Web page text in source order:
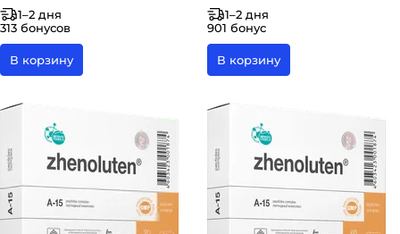
1–2 дня
313 бонусов
В корзину
1–2 дня
901 бонус
В корзину